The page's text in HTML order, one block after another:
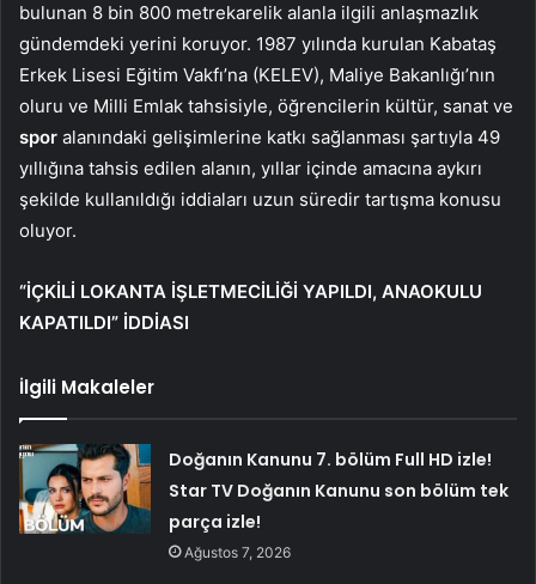
bulunan 8 bin 800 metrekarelik alanla ilgili anlaşmazlık
gündemdeki yerini koruyor. 1987 yılında kurulan Kabataş
Erkek Lisesi Eğitim Vakfı’na (KELEV), Maliye Bakanlığı’nın
oluru ve Milli Emlak tahsisiyle, öğrencilerin kültür, sanat ve
spor alanındaki gelişimlerine katkı sağlanması şartıyla 49
yıllığına tahsis edilen alanın, yıllar içinde amacına aykırı
şekilde kullanıldığı iddiaları uzun süredir tartışma konusu
oluyor.
“İÇKİLİ LOKANTA İŞLETMECİLİĞİ YAPILDI, ANAOKULU
KAPATILDI” İDDİASI
İlgili Makaleler
Doğanın Kanunu 7. bölüm Full HD izle!
Star TV Doğanın Kanunu son bölüm tek
parça izle!
Ağustos 7, 2026